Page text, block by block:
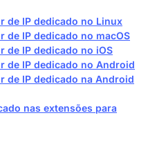
de IP dedicado no Linux
de IP dedicado no macOS
de IP dedicado no iOS
de IP dedicado no Android
de IP dedicado na Android
nas extensões para